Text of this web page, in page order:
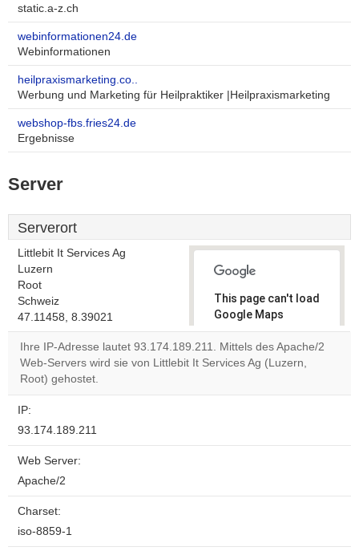
static.a-z.ch
webinformationen24.de
Webinformationen
heilpraxismarketing.co..
Werbung und Marketing für Heilpraktiker |Heilpraxismarketing
webshop-fbs.fries24.de
Ergebnisse
Server
Serverort
Littlebit It Services Ag
Luzern
Root
Schweiz
47.11458, 8.39021
This page can't load
Google Maps
correctly.
Do you
Ihre IP-Adresse lautet 93.174.189.211. Mittels des Apache/2
Web-Servers wird sie von Littlebit It Services Ag (Luzern,
Root) gehostet.
IP:
93.174.189.211
Web Server:
Apache/2
Charset:
iso-8859-1